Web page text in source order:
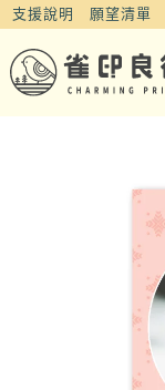
支援說明 願望清單